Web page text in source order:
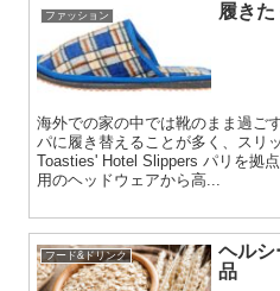
ファッション 履き
海外での家の中では靴のまま過ご
パに履き替えることが多く、スリ
Toasties' Hotel Slippers パリを拠
用のヘッドウェアから高...
フード&ドリンク
ヘルシ
品